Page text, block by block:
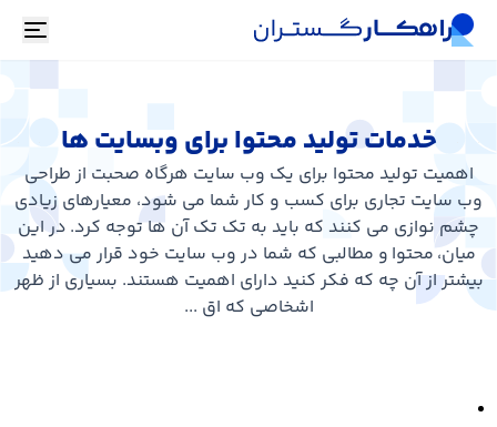
خدمات تولید محتوا برای وبسایت ها
اهمیت تولید محتوا برای یک وب سایت هرگاه صحبت از طراحی
وب سایت تجاری برای کسب و کار شما می شود، معیارهای زیادی
چشم نوازی می کنند که باید به تک تک آن ها توجه کرد. در این
میان، محتوا و مطالبی که شما در وب سایت خود قرار می دهید
بیشتر از آن چه که فکر کنید دارای اهمیت هستند. بسیاری از ظهر
اشخاصی که اق ...